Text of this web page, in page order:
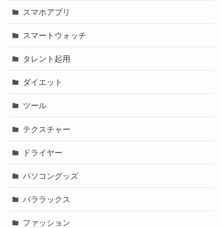
スマホアプリ
スマートウォッチ
タレント起用
ダイエット
ツール
テクスチャー
ドライヤー
パソコングッズ
パララックス
ファッション